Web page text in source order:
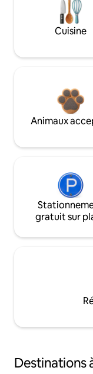
Cuisine
Animaux
gratuit sur
Destinations